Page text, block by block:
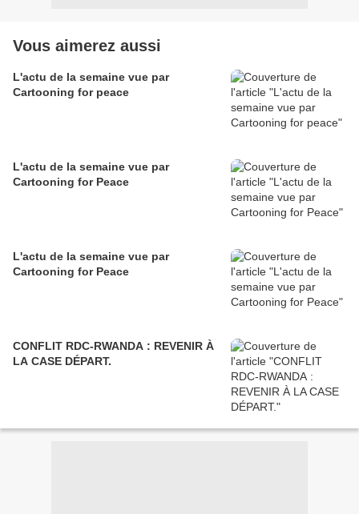
Vous aimerez aussi
L'actu de la semaine vue par
Cartooning for peace
L'actu de la semaine vue par
Cartooning for Peace
L'actu de la semaine vue par
Cartooning for Peace
CONFLIT RDC-RWANDA : REVENIR À
LA CASE DÉPART.